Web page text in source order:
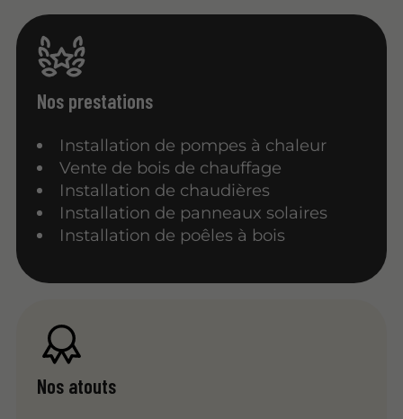
Nos prestations
Installation de pompes à chaleur
Vente de bois de chauffage
Installation de chaudières
Installation de panneaux solaires
Installation de poêles à bois
Nos atouts